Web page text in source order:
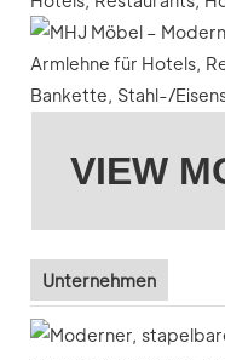
VIEW
Unternehmen